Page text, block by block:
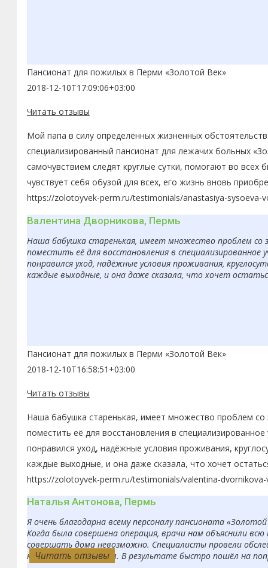
Читать отзывы
Читать отзывы
Читать отзывы
Читать отзывы
Читать отзывы
Читать отзывы
Читать отзывы
Читать отзывы
Пансионат для пожилых в Перми «Золотой Век»
2018-12-10T17:09:06+03:00
Читать отзывы
Мой папа в силу определённых жизненных
специализированный пансионат для лежачих больных
самочувствием следят круглые сутки, помогают во
чувствует себя обузой для всех, его жизнь вновь
https://zolotoyvek-perm.ru/testimonials/anastasiya-sysoeva-
Валентина Дворникова, Пермь
Наша бабушка старенькая, имеет множество проблем со
поместить её для восстановления в
понравился уход, надёжные условия проживания,
каждые выходные, и она даже сказала, что хочет
Читать отзывы
Пансионат для пожилых в Перми «Золотой Век»
2018-12-10T16:58:51+03:00
Читать отзывы
Наша бабушка старенькая, имеет множество проблем
поместить её для восстановления в
понравился уход, надёжные условия проживания,
каждые выходные, и она даже сказала, что хочет
https://zolotoyvek-perm.ru/testimonials/valentina-
Наталья Антонова, Пермь
Я очень благодарна всему персоналу пансионата
Когда была совершена операция, врачи нам объяснили
совершать дома невозможно. Специалисты провели
качественным уходом. В результате быстро пошёл на
Читать отзывы